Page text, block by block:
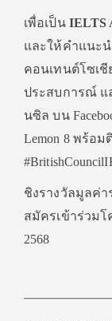
เพื่อเป็น IELTS
และให้คำแนะน
คอนเทนต์โซเชี
ประสบการณ์ แ
นซิล บน
Lemon 8 พร้อม
ชิงรางวัลมูลค่า
สมัครเข้าร่วมโ
2568